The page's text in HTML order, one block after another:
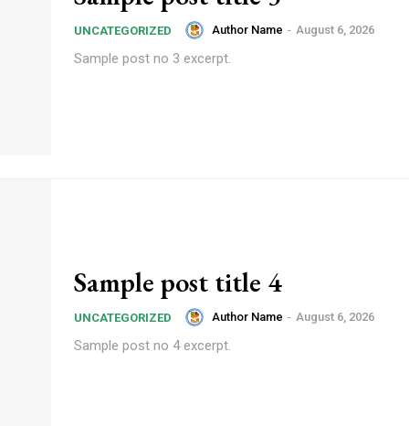
UNCATEGORIZED Author Name - August 6, 2026
Sample post no 3 excerpt.
Sample post title 4
UNCATEGORIZED Author Name - August 6, 2026
Sample post no 4 excerpt.